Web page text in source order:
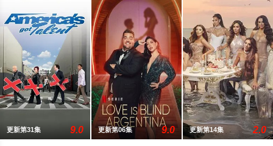
更新第31集 9.0 更新第06集 9.0 更新第14集 2.0